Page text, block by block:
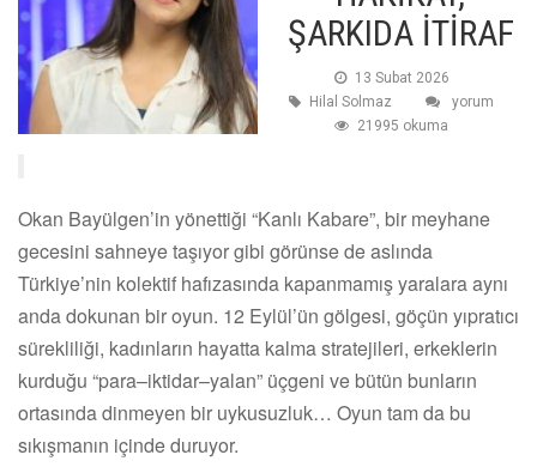
ŞARKIDA İTİRAF
13 Subat 2026
Hilal Solmaz
yorum
21995 okuma
Okan Bayülgen’in yönettiği “Kanlı Kabare”, bir meyhane
gecesini sahneye taşıyor gibi görünse de aslında
Türkiye’nin kolektif hafızasında kapanmamış yaralara aynı
anda dokunan bir oyun. 12 Eylül’ün gölgesi, göçün yıpratıcı
sürekliliği, kadınların hayatta kalma stratejileri, erkeklerin
kurduğu “para–iktidar–yalan” üçgeni ve bütün bunların
ortasında dinmeyen bir uykusuzluk… Oyun tam da bu
sıkışmanın içinde duruyor.